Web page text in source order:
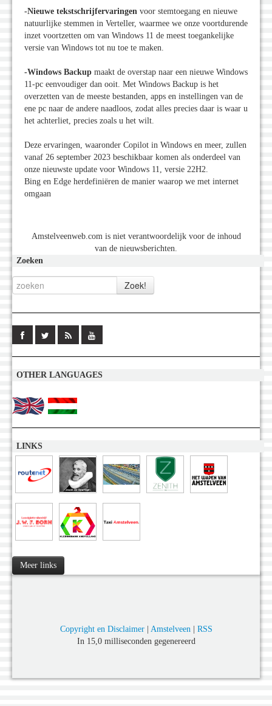
-Nieuwe tekstschrijfervaringen voor stemtoegang en nieuwe
natuurlijke stemmen in Verteller, waarmee we onze voortdurende
inzet voortzetten om van Windows 11 de meest toegankelijke
versie van Windows tot nu toe te maken.
-Windows Backup maakt de overstap naar een nieuwe Windows
11-pc eenvoudiger dan ooit. Met Windows Backup is het
overzetten van de meeste bestanden, apps en instellingen van de
ene pc naar de andere naadloos, zodat alles precies daar is waar u
het achterliet, precies zoals u het wilt.
Deze ervaringen, waaronder Copilot in Windows en meer, zullen
vanaf 26 september 2023 beschikbaar komen als onderdeel van
onze nieuwste update voor Windows 11, versie 22H2.
Bing en Edge herdefiniëren de manier waarop we met internet
omgaan
Amstelveenweb.com is niet verantwoordelijk voor de inhoud
van de nieuwsberichten.
Zoeken
OTHER LANGUAGES
LINKS
Meer links
Copyright en Disclaimer| Amstelveen| RSS
In 15,0 milliseconden gegenereerd